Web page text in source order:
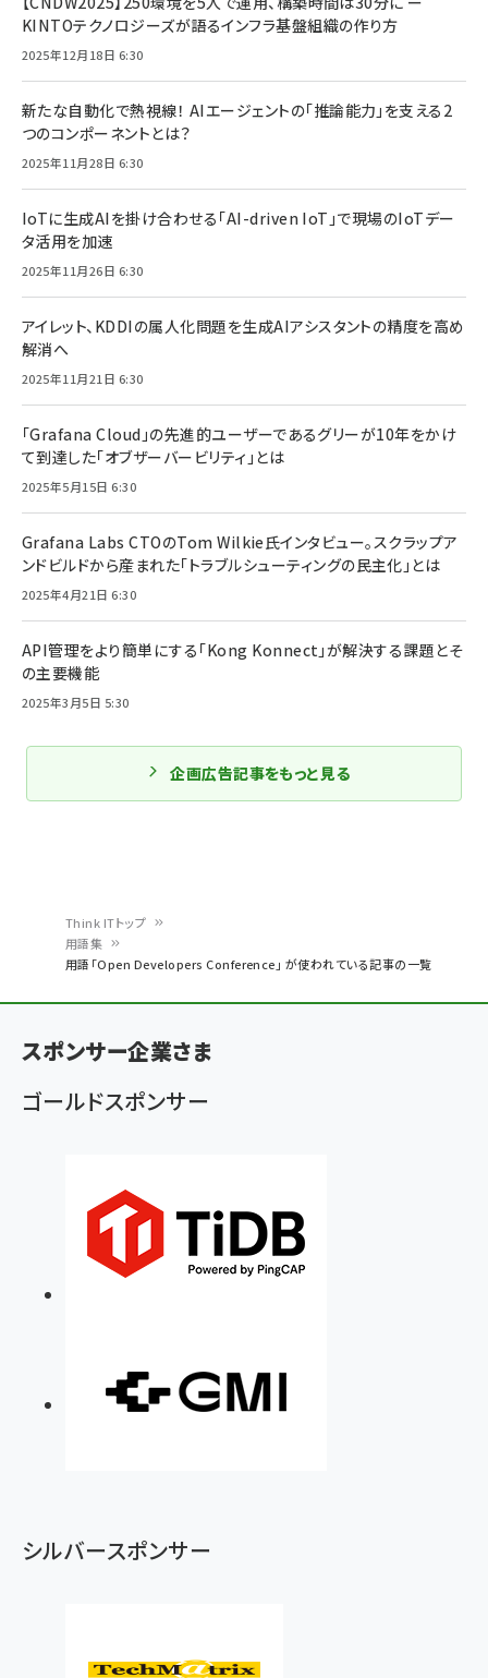
ン
く
ず
Think ITトップ
用語集
用語「Open Developers Conference」 が使われている記事の一覧
KINTOテクノロジーズが語るインフラ基盤組織の作り方
2025年12月18日 6:30
新たな自動化で熱視線！ AIエージェントの「推論能力」を支える2
つのコンポーネントとは？
2025年11月28日 6:30
IoTに生成AIを掛け合わせる「AI-driven IoT」で現場のIoTデー
タ活用を加速
2025年11月26日 6:30
アイレット、KDDIの属人化問題を生成AIアシスタントの精度を高め
解消へ
2025年11月21日 6:30
「Grafana Cloud」の先進的ユーザーであるグリーが10年をかけ
て到達した「オブザーバービリティ」とは
2025年5月15日 6:30
Grafana Labs CTOのTom Wilkie氏インタビュー。スクラップア
ンドビルドから産まれた「トラブルシューティングの民主化」とは
2025年4月21日 6:30
API管理をより簡単にする「Kong Konnect」が解決する課題とそ
の主要機能
2025年3月5日 5:30
企画広告記事をもっと見る
スポンサー企業さま
ゴールドスポンサー
シルバースポンサー